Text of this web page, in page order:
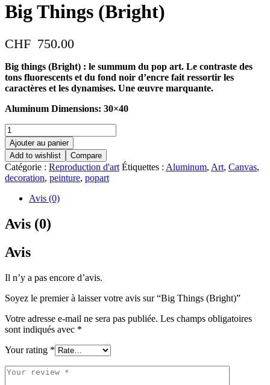
Big Things (Bright)
CHF 750.00
Big things (Bright) : le summum du pop art. Le contraste des
tons fluorescents et du fond noir d’encre fait ressortir les
caractères et les dynamises. Une œuvre marquante.
Aluminum Dimensions: 30×40
Ajouter au panier
Add to wishlist
Compare
Catégorie : Reproduction d'art Étiquettes : Aluminum, Art, Canvas,
decoration, peinture, popart
Avis (0)
Avis (0)
Avis
Il n’y a pas encore d’avis.
Soyez le premier à laisser votre avis sur “Big Things (Bright)”
Votre adresse e-mail ne sera pas publiée. Les champs obligatoires
sont indiqués avec *
Your rating *